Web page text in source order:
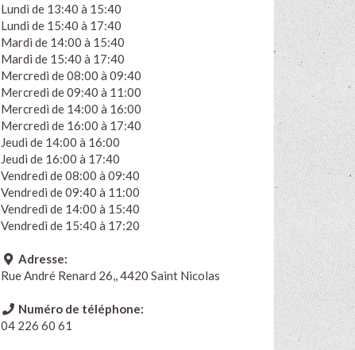
Lundi de 13:40 à 15:40
Lundi de 15:40 à 17:40
Mardi de 14:00 à 15:40
Mardi de 15:40 à 17:40
Mercredi de 08:00 à 09:40
Mercredi de 09:40 à 11:00
Mercredi de 14:00 à 16:00
Mercredi de 16:00 à 17:40
Jeudi de 14:00 à 16:00
Jeudi de 16:00 à 17:40
Vendredi de 08:00 à 09:40
Vendredi de 09:40 à 11:00
Vendredi de 14:00 à 15:40
Vendredi de 15:40 à 17:20
Adresse:
Rue André Renard 26,, 4420 Saint Nicolas
Numéro de téléphone:
04 226 60 61